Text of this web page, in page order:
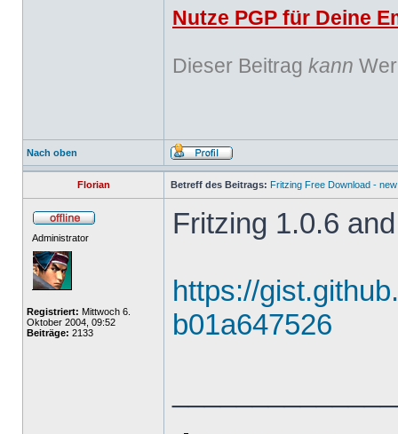
Nutze PGP für Deine
Dieser Beitrag kann
Nach oben
Florian Betreff des Beitrags: Fritzing Free Download -
Administrator
Registriert: Mittwoch 6.
Oktober 2004, 09:52
Beiträge: 2133
Fritzing 1.0.6
https://
b01a647526